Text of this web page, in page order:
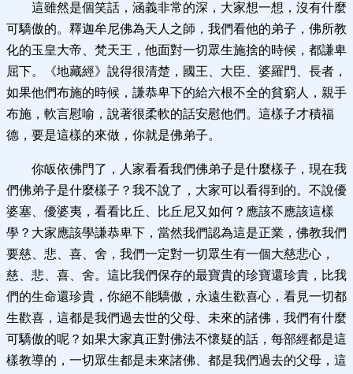
這雖然是個笑話，涵義非常的深，大家想一想，沒有什麼
可驕傲的。釋迦牟尼佛為天人之師，我們看他的弟子，佛所教
化的玉皇大帝、梵天王，他面對一切眾生施捨的時候，都謙卑
屈下。《地藏經》說得很清楚，國王、大臣、婆羅門、長者，
如果他們布施的時候，謙恭卑下的給六根不全的貧窮人，親手
布施，軟言慰喻，說著很柔軟的話安慰他們。這樣子才積福
德，要是這樣的來做，你就是佛弟子。
你皈依佛門了，人家看看我們佛弟子是什麼樣子，現在我
們佛弟子是什麼樣子？我不說了，大家可以看得到的。不說優
婆塞、優婆夷，看看比丘、比丘尼又如何？應該不應該這樣
學？大家應該學謙恭卑下，當然我們認為這是正業，佛教我們
要慈、悲、喜、舍，我們一定對一切眾生有一個大慈悲心，
慈、悲、喜、舍。這比我們保存的最寶貴的珍寶還珍貴，比我
們的生命還珍貴，你絕不能驕傲，永遠生歡喜心，看見一切都
生歡喜，這都是我們過去世的父母、未來的諸佛，我們有什麼
可驕傲的呢？如果大家真正對佛法不懷疑的話，每部經都是這
樣教導的，一切眾生都是未來諸佛、都是我們過去的父母，這